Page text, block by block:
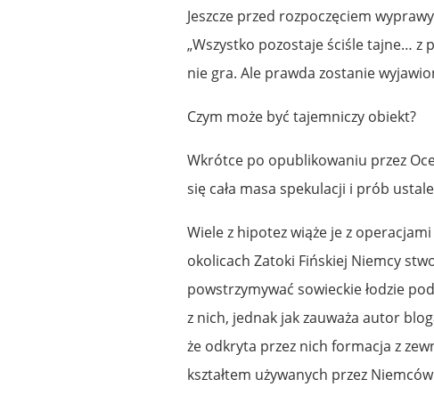
Jeszcze przed rozpoczęciem
„Wszystko pozostaje ściśle tajne… z
nie gra. Ale prawda zostanie
Czym może być tajemniczy obiekt?
Wkrótce po opublikowaniu przez
się cała masa spekulacji i prób
Wiele z hipotez wiąże je z
okolicach Zatoki Fińskiej Niemcy
powstrzymywać sowieckie łodzie
z nich, jednak jak zauważa autor
że odkryta przez nich formacja z
kształtem używanych przez